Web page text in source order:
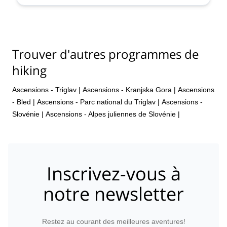
Trouver d'autres programmes de
hiking
Ascensions - Triglav | Ascensions - Kranjska Gora | Ascensions
- Bled | Ascensions - Parc national du Triglav | Ascensions -
Slovénie | Ascensions - Alpes juliennes de Slovénie |
Inscrivez-vous à
notre newsletter
Restez au courant des meilleures aventures!